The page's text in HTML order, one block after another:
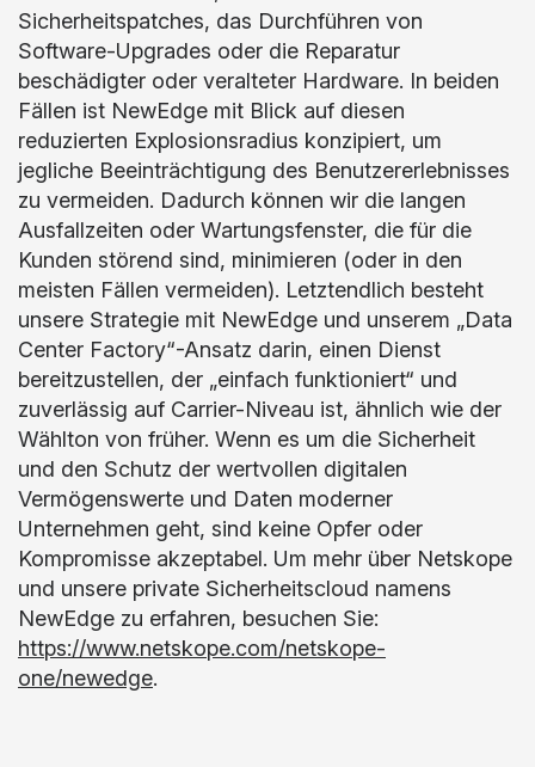
Sicherheitspatches, das Durchführen von
Software-Upgrades oder die Reparatur
beschädigter oder veralteter Hardware. In beiden
Fällen ist NewEdge mit Blick auf diesen
reduzierten Explosionsradius konzipiert, um
jegliche Beeinträchtigung des Benutzererlebnisses
zu vermeiden. Dadurch können wir die langen
Ausfallzeiten oder Wartungsfenster, die für die
Kunden störend sind, minimieren (oder in den
meisten Fällen vermeiden). Letztendlich besteht
unsere Strategie mit NewEdge und unserem „Data
Center Factory“-Ansatz darin, einen Dienst
bereitzustellen, der „einfach funktioniert“ und
zuverlässig auf Carrier-Niveau ist, ähnlich wie der
Wählton von früher. Wenn es um die Sicherheit
und den Schutz der wertvollen digitalen
Vermögenswerte und Daten moderner
Unternehmen geht, sind keine Opfer oder
Kompromisse akzeptabel. Um mehr über Netskope
und unsere private Sicherheitscloud namens
NewEdge zu erfahren, besuchen Sie:
https://www.netskope.com/netskope-
one/newedge.